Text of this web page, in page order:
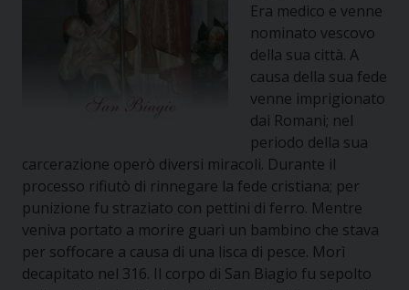
Era medico e venne
nominato vescovo
della sua città. A
causa della sua fede
venne imprigionato
dai Romani; nel
periodo della sua
carcerazione operò diversi miracoli. Durante il
processo rifiutò di rinnegare la fede cristiana; per
punizione fu straziato con pettini di ferro. Mentre
veniva portato a morire guarì un bambino che stava
per soffocare a causa di una lisca di pesce. Morì
decapitato nel 316. Il corpo di San Biagio fu sepolto